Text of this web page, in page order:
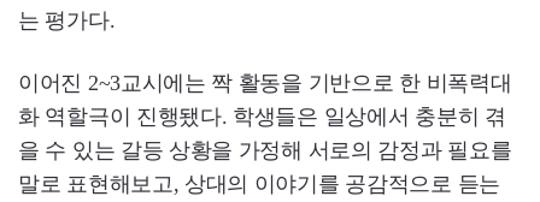
는 평가다.
이어진 2~3교시에는 짝 활동을 기반으로 한 비폭력대
화 역할극이 진행됐다. 학생들은 일상에서 충분히 겪
을 수 있는 갈등 상황을 가정해 서로의 감정과 필요를
말로 표현해보고, 상대의 이야기를 공감적으로 듣는